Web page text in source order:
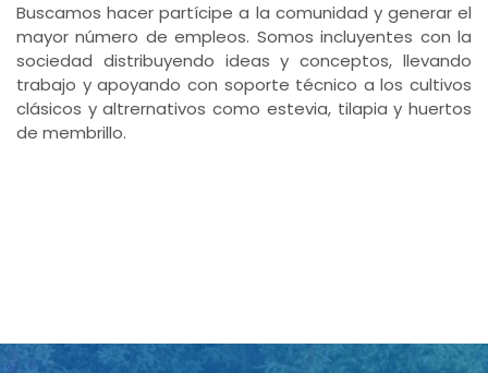
Buscamos hacer partícipe a la comunidad y generar el
mayor número de empleos. Somos incluyentes con la
sociedad distribuyendo ideas y conceptos, llevando
trabajo y apoyando con soporte técnico a los cultivos
clásicos y altrernativos como estevia, tilapia y huertos
de membrillo.